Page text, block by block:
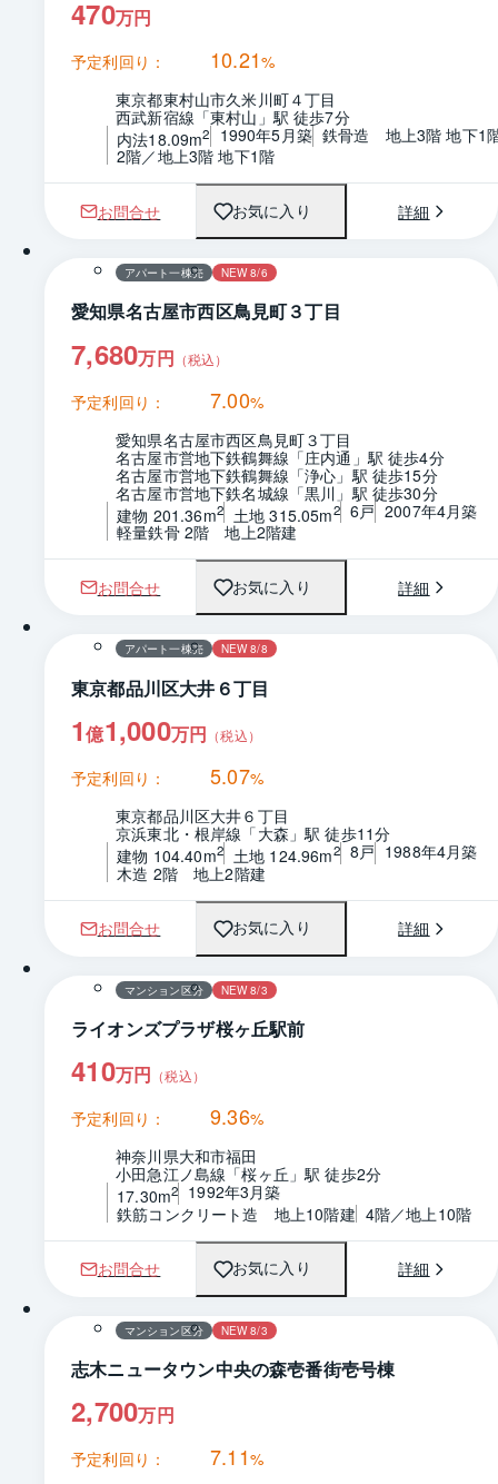
470万円
予定利回り： 10.21%
東京都東村山市久米川町４丁目
西武新宿線「東村山」駅 徒歩7分
内法18.09m2 1990年5月築 鉄骨造　地上3階 地下1
2階／地上3階 地下1階
お問合せ お気に入り 詳細
1 / 0 間取り
アパート一棟売 NEW 8/6
愛知県名古屋市西区鳥見町３丁目
7,680万円 （税込）
予定利回り： 7.00%
愛知県名古屋市西区鳥見町３丁目
名古屋市営地下鉄鶴舞線「庄内通」駅 徒歩4分
名古屋市営地下鉄鶴舞線「浄心」駅 徒歩15分
名古屋市営地下鉄名城線「黒川」駅 徒歩30分
建物 201.36m2 土地 315.05m2 6戸 2007年4月築
軽量鉄骨 2階　地上2階建
お問合せ お気に入り 詳細
1 / 0
アパート一棟売 NEW 8/8
東京都品川区大井６丁目
1億1,000万円 （税込）
予定利回り： 5.07%
東京都品川区大井６丁目
京浜東北・根岸線「大森」駅 徒歩11分
建物 104.40m2 土地 124.96m2 8戸 1988年4月築
木造 2階　地上2階建
お問合せ お気に入り 詳細
1 / 0 間取り
マンション区分 NEW 8/3
ライオンズプラザ桜ヶ丘駅前
410万円 （税込）
予定利回り： 9.36%
神奈川県大和市福田
小田急江ノ島線「桜ヶ丘」駅 徒歩2分
17.30m2
1992年3月築
鉄筋コンクリート造　地上10階建 4階／地上10階
お問合せ お気に入り 詳細
1 / 0 間取り
マンション区分 NEW 8/3
志木ニュータウン中央の森壱番街壱号棟
2,700万円
予定利回り： 7.11%